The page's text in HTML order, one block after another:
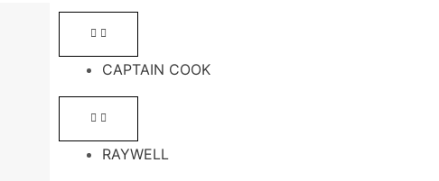
CAPTAIN COOK
RAYWELL